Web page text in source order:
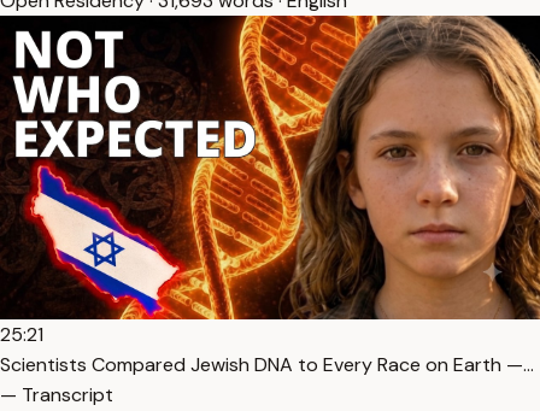
25:21
Scientists Compared Jewish DNA to Every Race on Earth —…
— Transcript